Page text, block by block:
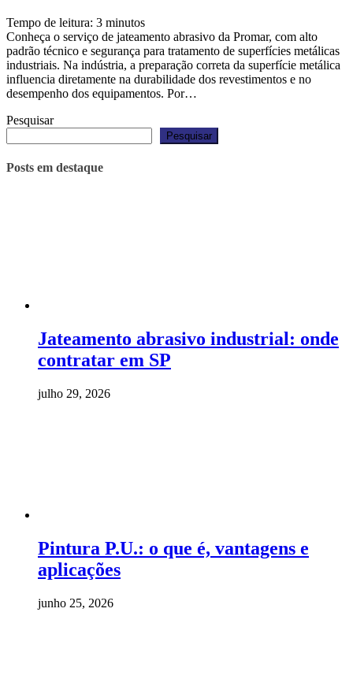
Tempo de leitura: 3 minutos
Conheça o serviço de jateamento abrasivo da Promar, com alto
padrão técnico e segurança para tratamento de superfícies metálicas
industriais. Na indústria, a preparação correta da superfície metálica
influencia diretamente na durabilidade dos revestimentos e no
desempenho dos equipamentos. Por…
Pesquisar
Pesquisar
Posts em destaque
Jateamento abrasivo industrial: onde
contratar em SP
julho 29, 2026
Pintura P.U.: o que é, vantagens e
aplicações
junho 25, 2026